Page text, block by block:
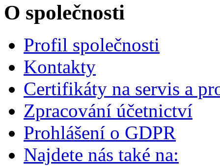
O společnosti
Profil společnosti
Kontakty
Certifikáty na servis a
Zpracování účetnictví
Prohlášení o GDPR
Najdete nás také na: